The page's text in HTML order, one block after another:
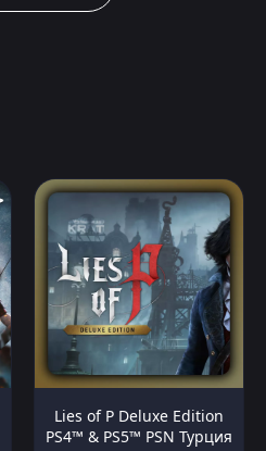
Lies of P Deluxe Edition
PS4™ & PS5™ PSN Турция